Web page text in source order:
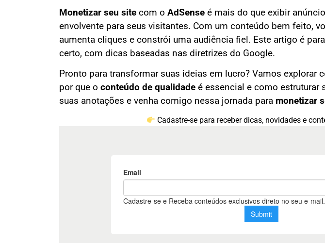
Monetizar seu site com o AdSense é mais do que exibir
envolvente para seus visitantes. Com um conteúdo bem feito,
aumenta cliques e constrói uma audiência fiel. Este artigo é
certo, com dicas baseadas nas diretrizes do Google.
Pronto para transformar suas ideias em lucro? Vamos explorar
por que o conteúdo de qualidade é essencial e como estruturar
suas anotações e venha comigo nessa jornada para monetizar
Cadastre-se para receber dicas, novidades e